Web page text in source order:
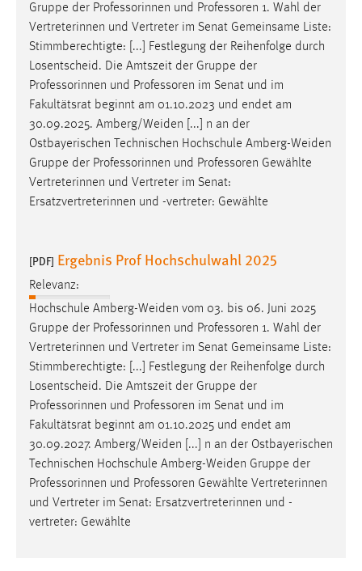
Gruppe der Professorinnen und Professoren 1. Wahl der
Vertreterinnen und Vertreter im Senat Gemeinsame Liste:
Stimmberechtigte: [...] Festlegung der Reihenfolge durch
Losentscheid. Die Amtszeit der Gruppe der
Professorinnen und Professoren im Senat und im
Fakultätsrat beginnt am 01.10.2023 und endet am
30.09.2025. Amberg/Weiden [...] n an der
Ostbayerischen Technischen Hochschule Amberg-Weiden
Gruppe der Professorinnen und Professoren Gewählte
Vertreterinnen und Vertreter im Senat:
Ersatzvertreterinnen und -vertreter: Gewählte
[PDF] Ergebnis Prof Hochschulwahl 2025
Relevanz:
Hochschule Amberg-Weiden vom 03. bis 06. Juni 2025
Gruppe der Professorinnen und Professoren 1. Wahl der
Vertreterinnen und Vertreter im Senat Gemeinsame Liste:
Stimmberechtigte: [...] Festlegung der Reihenfolge durch
Losentscheid. Die Amtszeit der Gruppe der
Professorinnen und Professoren im Senat und im
Fakultätsrat beginnt am 01.10.2025 und endet am
30.09.2027. Amberg/Weiden [...] n an der Ostbayerischen
Technischen Hochschule Amberg-Weiden Gruppe der
Professorinnen und Professoren Gewählte Vertreterinnen
und Vertreter im Senat: Ersatzvertreterinnen und -
vertreter: Gewählte